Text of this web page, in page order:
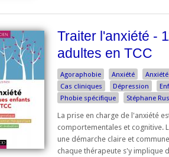
Traiter l'anxiété -
adultes en TCC
Agoraphobie Anxiété
Cas cliniques
Dépression
Phobie spécifique
Stéphane
La prise en charge de l'anxiété
comportementales et cognitive.
une démarche claire et
chaque thérapeute s'y implique